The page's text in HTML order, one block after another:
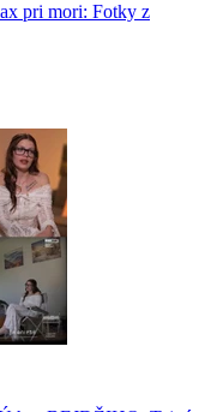
pri mori: Fotky z